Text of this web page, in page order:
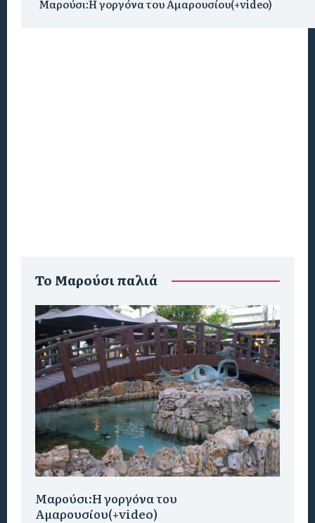
Μαρούσι:H γοργόνα του Αμαρουσίου(+video)
To Μαρούσι παλιά
Μαρούσι:H γοργόνα του
Αμαρουσίου(+video)